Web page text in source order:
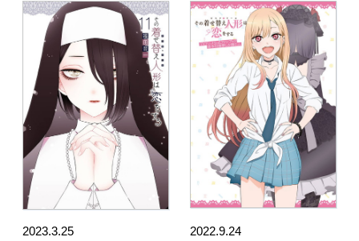
2023.3.25
2022.9.24